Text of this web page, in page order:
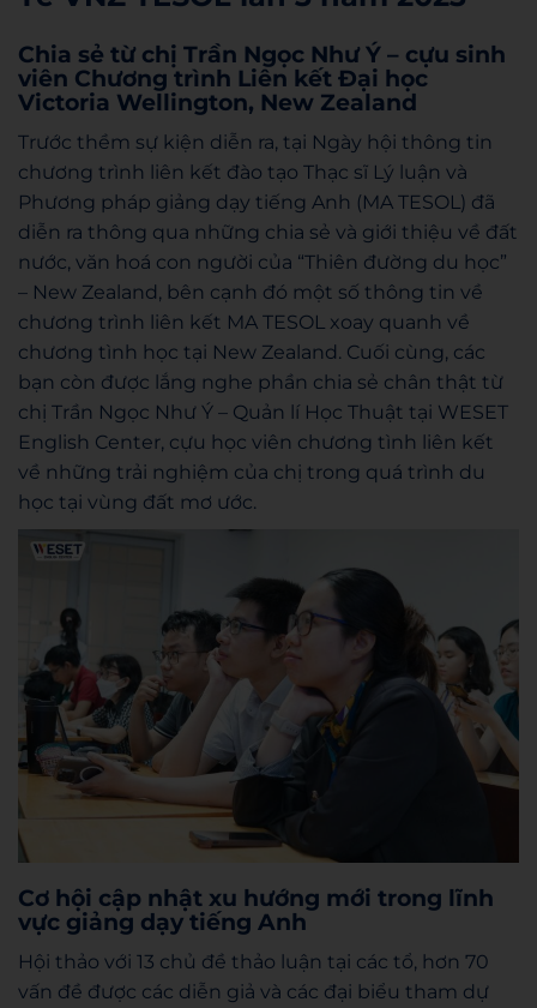
Chia sẻ từ chị Trần Ngọc Như Ý – cựu sinh
viên Chương trình Liên kết Đại học
Victoria Wellington, New Zealand
Trước thềm sự kiện diễn ra, tại Ngày hội thông tin
chương trình liên kết đào tạo Thạc sĩ Lý luận và
Phương pháp giảng dạy tiếng Anh (MA TESOL) đã
diễn ra thông qua những chia sẻ và giới thiệu về đất
nước, văn hoá con người của “Thiên đường du học”
– New Zealand, bên cạnh đó một số thông tin về
chương trình liên kết MA TESOL xoay quanh về
chương tình học tại New Zealand. Cuối cùng, các
bạn còn được lắng nghe phần chia sẻ chân thật từ
chị Trần Ngọc Như Ý – Quản lí Học Thuật tại WESET
English Center, cựu học viên chương tình liên kết
về những trải nghiệm của chị trong quá trình du
học tại vùng đất mơ ước.
Cơ hội cập nhật xu hướng mới trong lĩnh
vực giảng dạy tiếng Anh
Hội thảo với 13 chủ đề thảo luận tại các tổ, hơn 70
vấn đề được các diễn giả và các đại biểu tham dự